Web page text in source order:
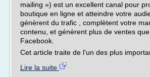
mailing ») est un excellent canal pour
boutique en ligne et atteindre votre
génèrent du trafic , complètent votre
contenu, et génèrent plus de ventes
Facebook.
Cet article traite de l'un des plus
Lire la suite